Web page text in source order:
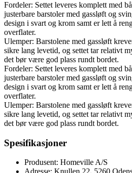
Fordeler: Settet leveres komplett med
justerbare barstoler med gassløft og
design i svart og krom samt er lett å
overflater.
Ulemper: Barstolene med gassløft
sikre lang levetid, og settet tar relativt
det bør være god plass rundt bordet.
Fordeler: Settet leveres komplett med
justerbare barstoler med gassløft og
design i svart og krom samt er lett å
overflater.
Ulemper: Barstolene med gassløft
sikre lang levetid, og settet tar relativt
det bør være god plass rundt bordet.
Spesifikasjoner
Produsent: Homeville A/S